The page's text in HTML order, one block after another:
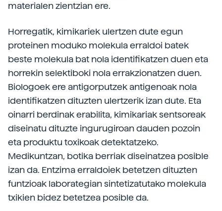
materialen zientzian ere.
Horregatik, kimikariek ulertzen dute egun
proteinen moduko molekula erraldoi batek
beste molekula bat nola identifikatzen duen eta
horrekin selektiboki nola errakzionatzen duen.
Biologoek ere antigorputzek antigenoak nola
identifikatzen dituzten ulertzerik izan dute. Eta
oinarri berdinak erabilita, kimikariak sentsoreak
diseinatu dituzte ingurugiroan dauden pozoin
eta produktu toxikoak detektatzeko.
Medikuntzan, botika berriak diseinatzea posible
izan da. Entzima erraldoiek betetzen dituzten
funtzioak laborategian sintetizatutako molekula
txikien bidez betetzea posible da.